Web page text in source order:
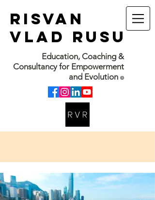
RISVAN
VLAD RUSU
Education, Coaching &
Consultancy for Empowerment
and Evolution ©